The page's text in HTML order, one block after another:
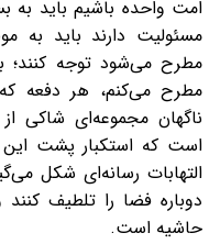
امت واحده باشیم باید به
مسئولیت دارند باید به
مطرح می‌شود توجه کنند؛
مطرح می‌کنم، هر دفعه
ناگهان مجموعه‌ای شاکی
است که استکبار پشت
التهابات رسانه‌ای شکل
دوباره فضا را تلطیف
حاشیه است.